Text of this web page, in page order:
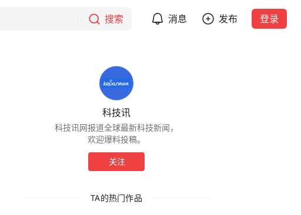
搜索 消息 发布 登录
科技讯
科技讯网报道全球最新科技新闻，
欢迎爆料投稿。
关注
TA的热门作品